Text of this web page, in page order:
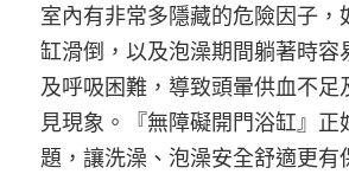
室內有非常多隱藏的危險因子，
缸滑倒，以及泡澡期間躺著時容
及呼吸困難，導致頭暈供血不足
見現象。『無障礙開門浴缸』正
題，讓洗澡、泡澡安全舒適更有